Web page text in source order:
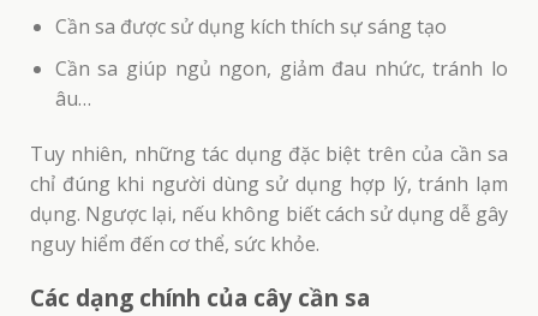
Cần sa được sử dụng kích thích sự sáng tạo
Cần sa giúp ngủ ngon, giảm đau nhức, tránh lo
âu…
Tuy nhiên, những tác dụng đặc biệt trên của cần sa
chỉ đúng khi người dùng sử dụng hợp lý, tránh lạm
dụng. Ngược lại, nếu không biết cách sử dụng dễ gây
nguy hiểm đến cơ thể, sức khỏe.
Các dạng chính của cây cần sa